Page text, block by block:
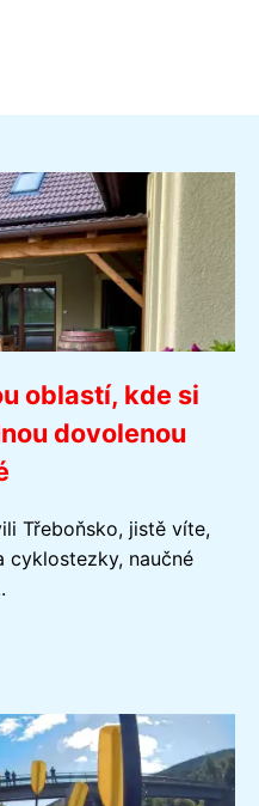
oblastí, kde si
dovolenou
Třeboňsko, jistě víte,
cyklostezky, naučné